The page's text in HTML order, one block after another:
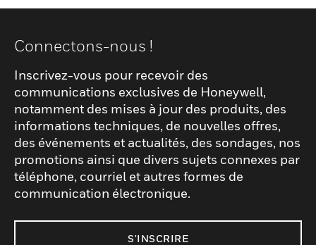
Connectons-nous !
Inscrivez-vous pour recevoir des
communications exclusives de Honeywell,
notamment des mises à jour des produits, des
informations techniques, de nouvelles offres,
des événements et actualités, des sondages, nos
promotions ainsi que divers sujets connexes par
téléphone, courriel et autres formes de
communication électronique.
S'INSCRIRE